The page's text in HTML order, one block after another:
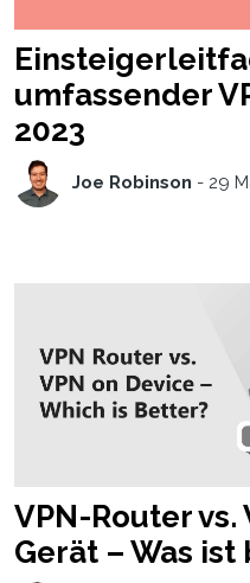
umfassender
2023
Joe Robinson - 29
VPN-Router vs.
Gerät – Was ist